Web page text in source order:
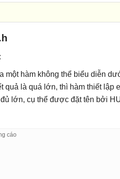
một hàm không thể biểu diễn
là quá lớn, thì hàm thiết lập
lớn, cụ thể được đặt tên bởi